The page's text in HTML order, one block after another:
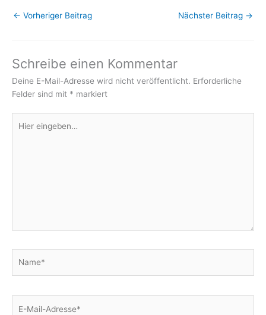
← Vorheriger Beitrag Nächster Beitrag →
Schreibe einen Kommentar
Deine E-Mail-Adresse wird nicht veröffentlicht. Erforderliche
Felder sind mit * markiert
eingeben…